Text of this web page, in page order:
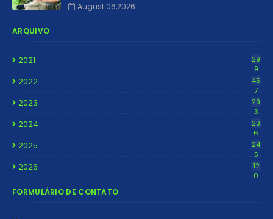
August 06,2026
ARQUIVO
2021
29
9
2022
45
7
2023
29
3
2024
23
6
2025
24
5
2026
12
0
FORMULÁRIO DE CONTATO